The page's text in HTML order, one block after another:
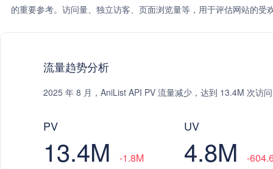
的重要参考。访问量、独立访客、页面浏览量等，用于评估网站的
流量趋势分析
2025 年 8 月，AniList API PV 流量减少，达到 13.4M 次访
PV
13.4M -1.8M
UV
4.8M -